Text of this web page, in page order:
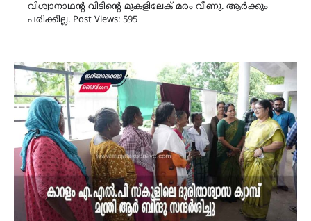
വിശ്വാനാഥൻ്റ വിടിൻ്റെ മുകളിലേക് മരം വീണു. ആർക്കും
പരിക്കില്ല. Post Views: 595